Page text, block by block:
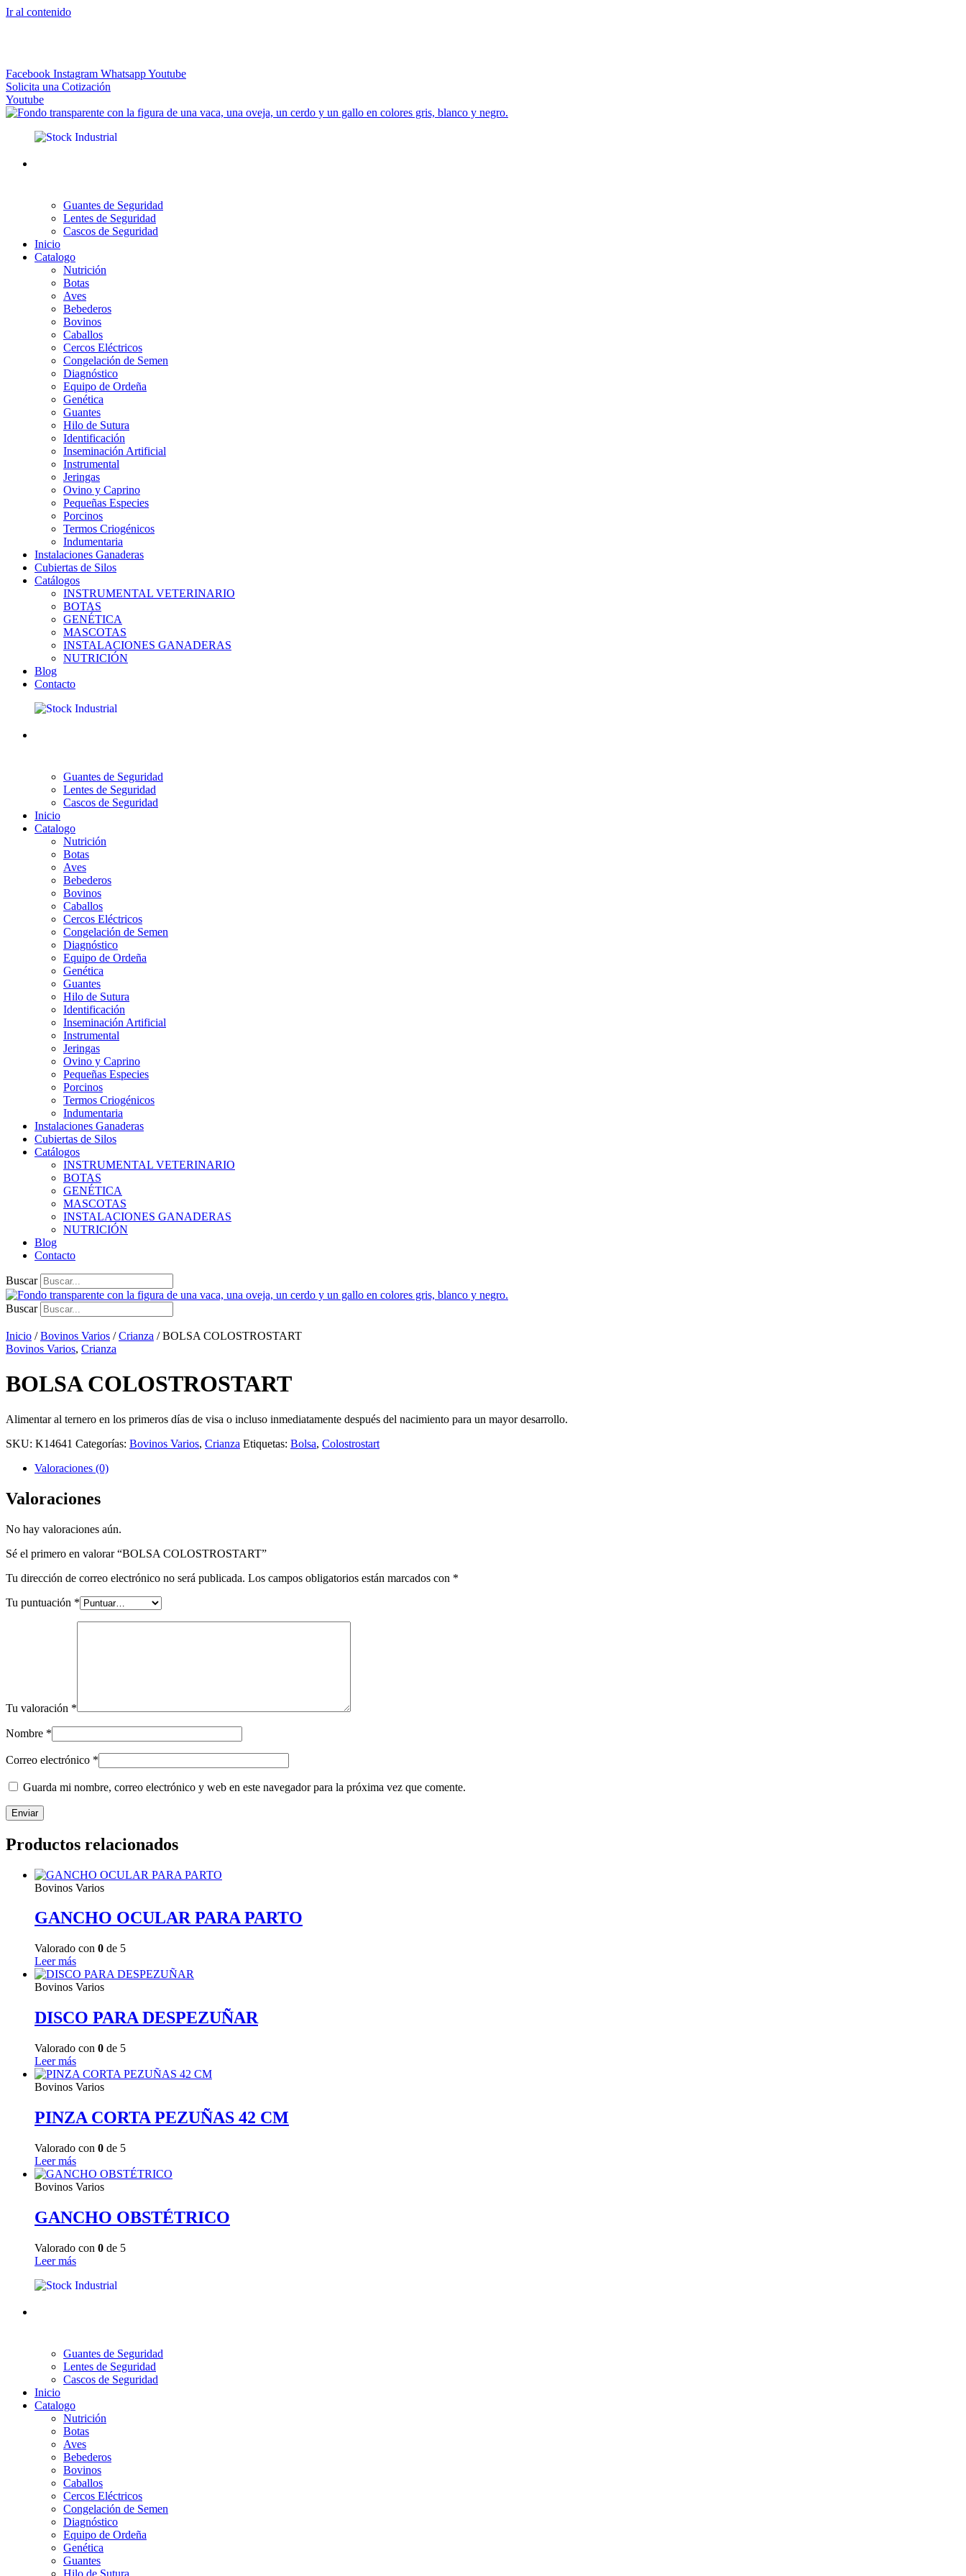
Ir al contenido
Facebook Instagram WhatsappYoutube
Solicita una Cotización
Youtube
Guantes de Seguridad
Lentes de Seguridad
Cascos de Seguridad
Inicio
Catalogo
Nutrición
Botas
Aves
Bebederos
Bovinos
Caballos
Cercos Eléctricos
Congelación de Semen
Diagnóstico
Equipo de Ordeña
Genética
Guantes
Hilo de Sutura
Identificación
Inseminación Artificial
Instrumental
Jeringas
Ovino y Caprino
Pequeñas Especies
Porcinos
Termos Criogénicos
Indumentaria
Instalaciones Ganaderas
Cubiertas de Silos
Catálogos
INSTRUMENTAL VETERINARIO
BOTAS
GENÉTICA
MASCOTAS
INSTALACIONES GANADERAS
NUTRICIÓN
Blog
Contacto
Guantes de Seguridad
Lentes de Seguridad
Cascos de Seguridad
Inicio
Catalogo
Nutrición
Botas
Aves
Bebederos
Bovinos
Caballos
Cercos Eléctricos
Congelación de Semen
Diagnóstico
Equipo de Ordeña
Genética
Guantes
Hilo de Sutura
Identificación
Inseminación Artificial
Instrumental
Jeringas
Ovino y Caprino
Pequeñas Especies
Porcinos
Termos Criogénicos
Indumentaria
Instalaciones Ganaderas
Cubiertas de Silos
Catálogos
INSTRUMENTAL VETERINARIO
BOTAS
GENÉTICA
MASCOTAS
INSTALACIONES GANADERAS
NUTRICIÓN
Blog
Contacto
Buscar
Buscar
Inicio /Bovinos Varios /Crianza / BOLSA COLOSTROSTART
Bovinos Varios, Crianza
BOLSA COLOSTROSTART
Alimentar al ternero en los primeros días de visa o incluso inmediatamente después del nacimiento para un mayor desarrollo.
SKU: K14641 Categorías: Bovinos Varios, Crianza Etiquetas: Bolsa, Colostrostart
Valoraciones (0)
Valoraciones
No hay valoraciones aún.
Sé el primero en valorar “BOLSA COLOSTROSTART”
Tu dirección de correo electrónico no será publicada. Los campos obligatorios están marcados con *
Tu puntuación *
Tu valoración *
Nombre *
Correo electrónico *
Guarda mi nombre, correo electrónico y web en este navegador para la próxima vez que comente.
Productos relacionados
Bovinos Varios
GANCHO OCULAR PARA PARTO
Valorado con 0 de 5
Leer más
Bovinos Varios
DISCO PARA DESPEZUÑAR
Valorado con 0 de 5
Leer más
Bovinos Varios
PINZA CORTA PEZUÑAS 42 CM
Valorado con 0 de 5
Leer más
Bovinos Varios
GANCHO OBSTÉTRICO
Valorado con 0 de 5
Leer más
Guantes de Seguridad
Lentes de Seguridad
Cascos de Seguridad
Inicio
Catalogo
Nutrición
Botas
Aves
Bebederos
Bovinos
Caballos
Cercos Eléctricos
Congelación de Semen
Diagnóstico
Equipo de Ordeña
Genética
Guantes
Hilo de Sutura